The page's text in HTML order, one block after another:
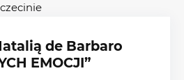
de Barbaro
EMOCJI”